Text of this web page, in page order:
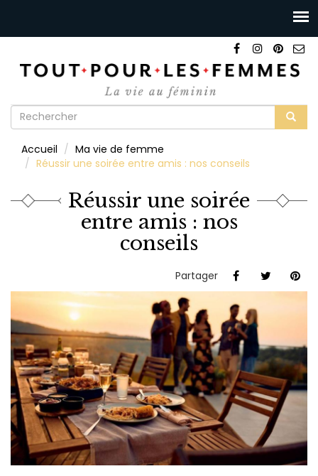
Formulaire
recherche
Accueil
Ma vie de femme
Réussir une soirée entre amis : nos conseils
Réussir une soirée
entre amis : nos
conseils
Partager